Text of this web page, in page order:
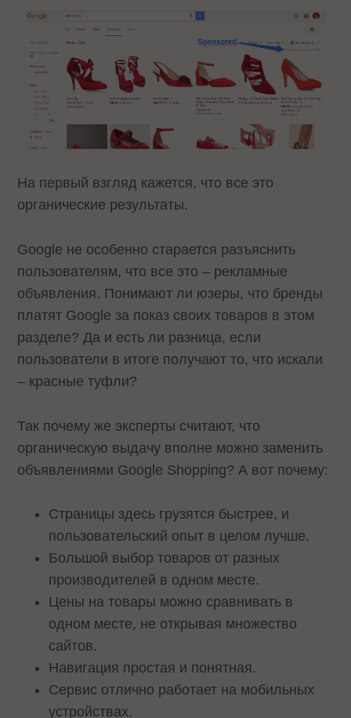
На первый взгляд кажется, что все это
органические результаты.
Google не особенно старается разъяснить
пользователям, что все это – рекламные
объявления. Понимают ли юзеры, что бренды
платят Google за показ своих товаров в этом
разделе? Да и есть ли разница, если
пользователи в итоге получают то, что искали
– красные туфли?
Так почему же эксперты считают, что
органическую выдачу вполне можно заменить
объявлениями Google Shopping? А вот почему:
Страницы здесь грузятся быстрее, и
пользовательский опыт в целом лучше.
Большой выбор товаров от разных
производителей в одном месте.
Цены на товары можно сравнивать в
одном месте, не открывая множество
сайтов.
Навигация простая и понятная.
Сервис отлично работает на мобильных
устройствах.